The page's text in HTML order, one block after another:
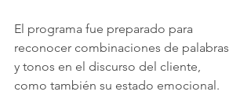
El programa fue preparado para
reconocer combinaciones de palabras
y tonos en el discurso del cliente,
como también su estado emocional.